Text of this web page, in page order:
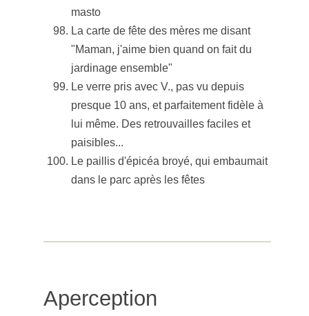
masto
La carte de fête des mères me disant
"Maman, j'aime bien quand on fait du
jardinage ensemble"
Le verre pris avec V., pas vu depuis
presque 10 ans, et parfaitement fidèle à
lui même. Des retrouvailles faciles et
paisibles...
Le paillis d'épicéa broyé, qui embaumait
dans le parc après les fêtes
Aperception